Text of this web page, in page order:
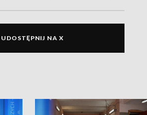
UDOSTĘPNIJ NA X